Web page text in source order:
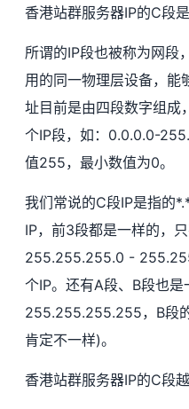
香港站群服务器IP的C段
所谓的IP段也被称为网段
用的同一物理层设备，能
址目前是由四段数字组成
个IP段，如：0.0.0.0-
值255，最小数值为0。
我们常说的C段IP是指的
IP，前3段都是一样的，
255.255.255.0 -
个IP。还有A段、B段也
255.255.255.255，B段
肯定不一样)。
香港站群服务器IP的C段